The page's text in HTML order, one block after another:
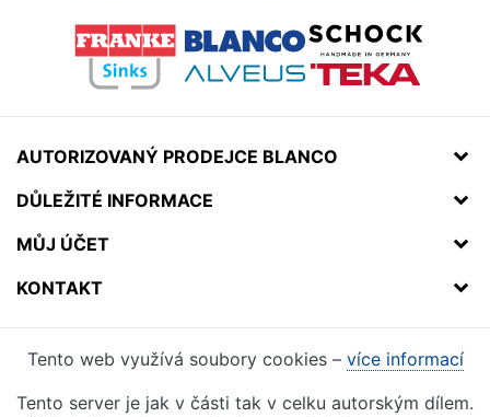
AUTORIZOVANÝ PRODEJCE BLANCO
DŮLEŽITÉ INFORMACE
MŮJ ÚČET
KONTAKT
Tento web využívá soubory cookies – více informací
Tento server je jak v části tak v celku autorským dílem.